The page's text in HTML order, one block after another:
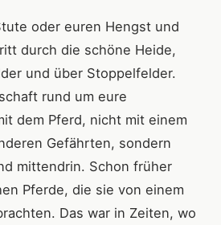
oder euren Hengst und
durch die schöne Heide,
und über Stoppelfelder.
rund um eure
dem Pferd, nicht mit einem
Gefährten, sondern
mittendrin. Schon früher
Pferde, die sie von einem
Das war in Zeiten, wo